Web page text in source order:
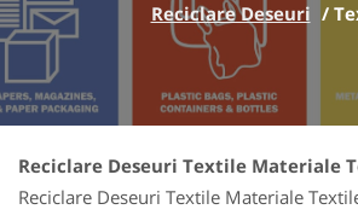
Reciclare Deseuri /
Reciclare Deseuri Textile Materiale
Reciclare Deseuri Textile Materiale